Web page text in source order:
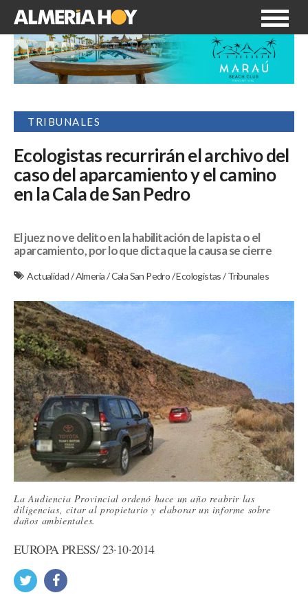
TRIBUNALES
Ecologistas recurrirán el archivo del
caso del aparcamiento y el camino
en la Cala de San Pedro
El juez no ve delito en la habilitación de la pista o el
aparcamiento, por lo que dicta que la causa se cierre
Actualidad/Almería/Cala San Pedro/Ecologistas/Tribunales
La Audiencia Provincial ordenó hace un año reabrir las
diligencias, citar al propietario y elaborar un informe sobre
daños ambientales.
EUROPA PRESS/ 23·10·2014